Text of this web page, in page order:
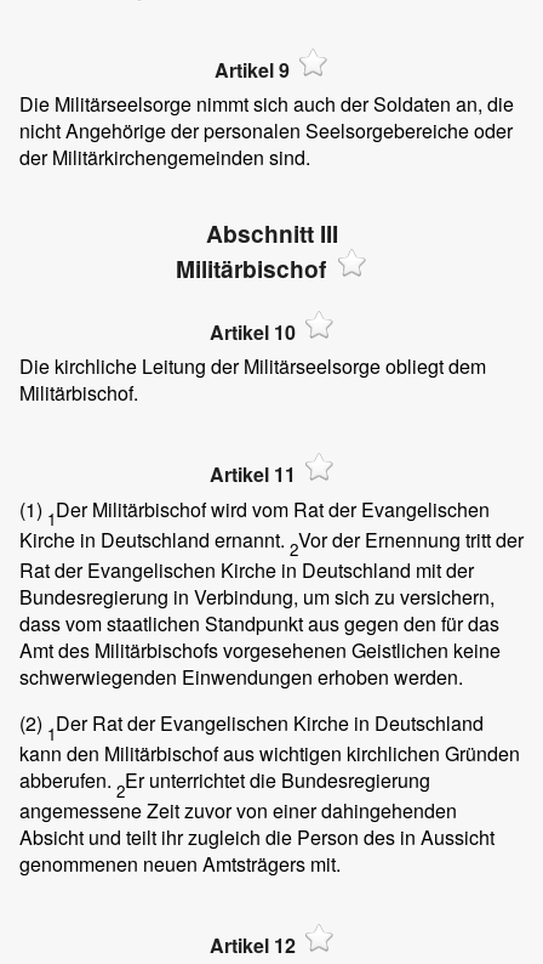
Artikel 9
Die Militärseelsorge nimmt sich auch der Soldaten an, die
nicht Angehörige der personalen Seelsorgebereiche oder
der Militärkirchengemeinden sind.
Abschnitt III
Militärbischof
Artikel 10
Die kirchliche Leitung der Militärseelsorge obliegt dem
Militärbischof.
Artikel 11
(1) 1Der Militärbischof wird vom Rat der Evangelischen
Kirche in Deutschland ernannt. 2Vor der Ernennung tritt der
Rat der Evangelischen Kirche in Deutschland mit der
Bundesregierung in Verbindung, um sich zu versichern,
dass vom staatlichen Standpunkt aus gegen den für das
Amt des Militärbischofs vorgesehenen Geistlichen keine
schwerwiegenden Einwendungen erhoben werden.
(2) 1Der Rat der Evangelischen Kirche in Deutschland
kann den Militärbischof aus wichtigen kirchlichen Gründen
abberufen. 2Er unterrichtet die Bundesregierung
angemessene Zeit zuvor von einer dahingehenden
Absicht und teilt ihr zugleich die Person des in Aussicht
genommenen neuen Amtsträgers mit.
Artikel 12